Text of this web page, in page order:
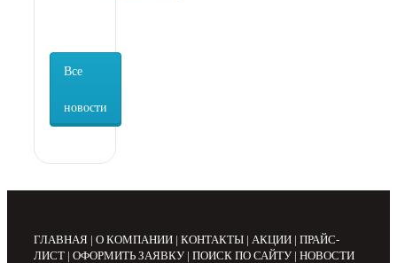
Все
новости
ГЛАВНАЯ | О КОМПАНИИ | КОНТАКТЫ | АКЦИИ | ПРАЙС-
ЛИСТ | ОФОРМИТЬ ЗАЯВКУ | ПОИСК ПО САЙТУ | НОВОСТИ